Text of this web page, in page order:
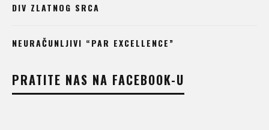
DIV ZLATNOG SRCA
NEURAČUNLJIVI “PAR EXCELLENCE”
PRATITE NAS NA FACEBOOK-U